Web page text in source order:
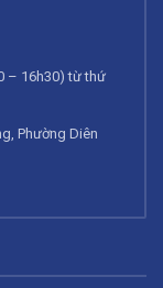
– 16h30) từ thứ
Phường Diên